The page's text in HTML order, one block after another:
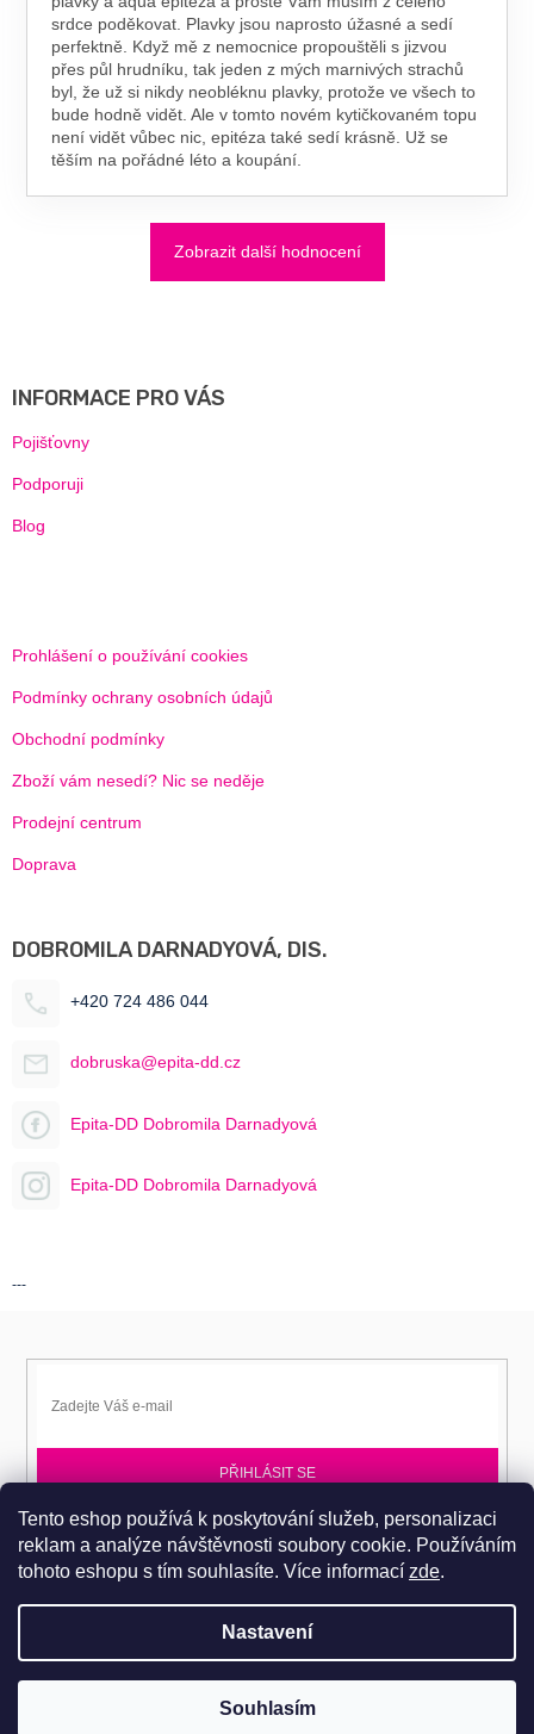
Tento eshop používá k poskytování služeb, personalizaci
reklam a analýze návštěvnosti soubory cookie. Používáním
tohoto eshopu s tím souhlasíte. Více informací zde.
Nastavení
Souhlasím
Pro návštěvu do prodejního centra je nutné se objednat. Tel.: 724
srdce poděkovat. Plavky jsou naprosto úžasné a sedí
perfektně. Když mě z nemocnice propouštěli s jizvou
přes půl hrudníku, tak jeden z mých marnivých strachů
byl, že už si nikdy neobléknu plavky, protože ve všech to
bude hodně vidět. Ale v tomto novém kytičkovaném topu
není vidět vůbec nic, epitéza také sedí krásně. Už se
těším na pořádné léto a koupání.
Zobrazit další hodnocení
INFORMACE PRO VÁS
Pojišťovny
Podporuji
Blog
Prohlášení o používání cookies
Podmínky ochrany osobních údajů
Obchodní podmínky
Zboží vám nesedí? Nic se neděje
Prodejní centrum
Doprava
DOBROMILA DARNADYOVÁ, DIS.
+420 724 486 044
dobruska@epita-dd.cz
Epita-DD Dobromila Darnadyová
Epita-DD Dobromila Darnadyová
---
PŘIHLÁSIT SE
Přihlaste se k EPITA-DD a získávejte novinky jako první.
Dobromila Darnadyová EPITA-DD